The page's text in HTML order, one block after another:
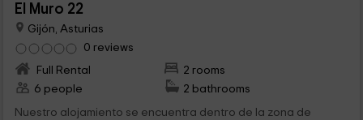
El Muro 22
Gijón, Asturias
0 reviews
Full Rental
2 rooms
6 people
2 bathrooms
Nuestro alojamiento se encuentra dentro de la zona de